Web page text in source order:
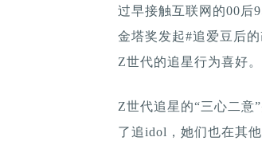
过早接触互联网的00后
金塔奖发起#追爱豆后
Z世代的追星行为喜好。
Z世代追星的“三心二意
了追idol，她们也在其